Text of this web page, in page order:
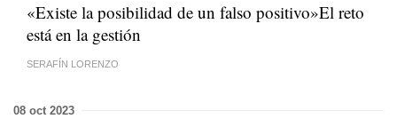
«Existe la posibilidad de un falso positivo»El reto
está en la gestión
SERAFÍN LORENZO
08 oct 2023